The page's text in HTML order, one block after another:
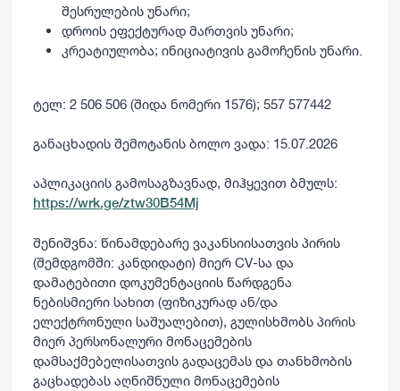
შესრულების უნარი;
დროის ეფექტურად მართვის უნარი;
კრეატიულობა; ინიციატივის გამოჩენის უნარი.
ტელ: 2 506 506 (შიდა ნომერი 1576); 557 577442
განაცხადის შემოტანის ბოლო ვადა: 15.07.2026
აპლიკაციის გამოსაგზავნად, მიჰყევით ბმულს:
https://wrk.ge/ztw30B54Mj
შენიშვნა: წინამდებარე ვაკანსიისათვის პირის
(შემდგომში: კანდიდატი) მიერ CV-სა და
დამატებითი დოკუმენტაციის წარდგენა
ნებისმიერი სახით (ფიზიკურად ან/და
ელექტრონული საშუალებით), გულისხმობს პირის
მიერ პერსონალური მონაცემების
დამსაქმებელისათვის გადაცემას და თანხმობის
გაცხადებას აღნიშნული მონაცემების